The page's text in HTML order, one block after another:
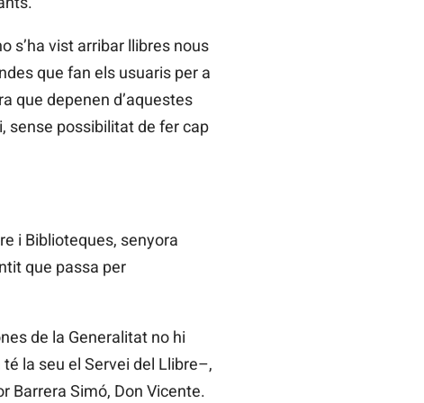
s’ha vist arribar llibres nous
que fan els usuaris per a
que depenen d’aquestes
sense possibilitat de fer cap
i Biblioteques, senyora
que passa per
de la Generalitat no hi
la seu el Servei del Llibre–,
Barrera Simó, Don Vicente.